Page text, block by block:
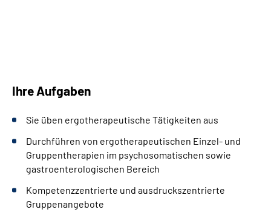
Ihre Aufgaben
Sie üben ergotherapeutische Tätigkeiten aus
Durchführen von ergotherapeutischen Einzel- und
Gruppentherapien im psychosomatischen sowie
gastroenterologischen Bereich
Kompetenzzentrierte und ausdruckszentrierte
Gruppenangebote